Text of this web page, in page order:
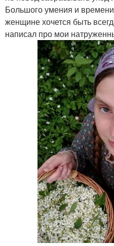
Большого умения и времени
женщине хочется быть
написал про мои